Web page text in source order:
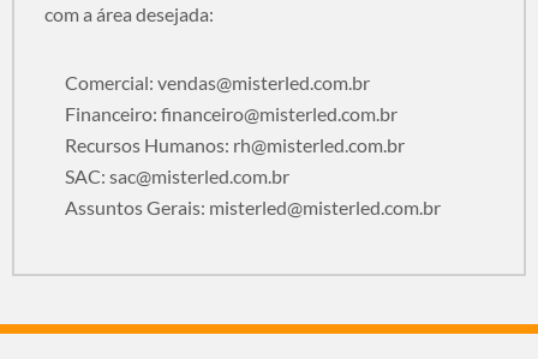
com a área desejada:
Comercial: vendas@misterled.com.br
Financeiro: financeiro@misterled.com.br
Recursos Humanos: rh@misterled.com.br
SAC: sac@misterled.com.br
Assuntos Gerais: misterled@misterled.com.br